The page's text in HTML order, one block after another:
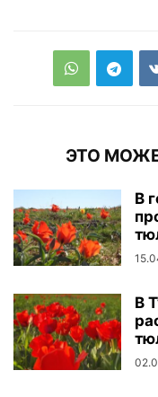
ЭТО
В
В